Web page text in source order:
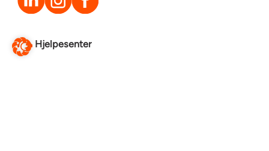
Hjelpesenter